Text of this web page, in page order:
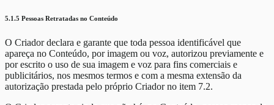
5.1.5 Pessoas Retratadas no Conteúdo
O Criador declara e garante que toda pessoa identificável que
apareça no Conteúdo, por imagem ou voz, autorizou previamente e
por escrito o uso de sua imagem e voz para fins comerciais e
publicitários, nos mesmos termos e com a mesma extensão da
autorização prestada pelo próprio Criador no item 7.2.